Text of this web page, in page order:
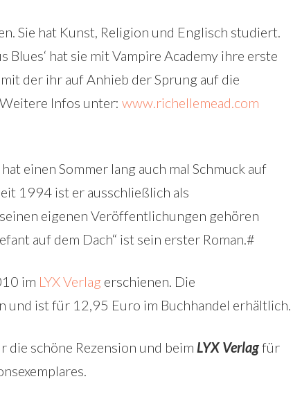
Sie hat Kunst, Religion und Englisch studiert.
Blues‘ hat sie mit Vampire Academy ihre erste
der ihr auf Anhieb der Sprung auf die
Infos unter: www.richellemead.com
einen Sommer lang auch mal Schmuck auf
1994 ist er ausschließlich als
eigenen Veröffentlichungen gehören
auf dem Dach“ ist sein erster Roman.#
im LYX Verlag erschienen. Die
und ist für 12,95 Euro im Buchhandel erhältlich.
die schöne Rezension und beim LYX Verlagfür